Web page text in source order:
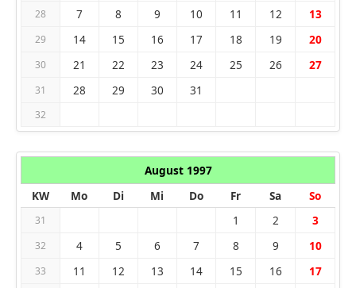
28 7 8 9 10 11 12 13
29 14 15 16 17 18 19 20
30 21 22 23 24 25 26 27
31 28 29 30 31
32
August 1997
KW
Mo Di Mi Do Fr Sa So
31 1 2 3
32 4 5 6 7 8 9 10
33 11 12 13 14 15 16 17